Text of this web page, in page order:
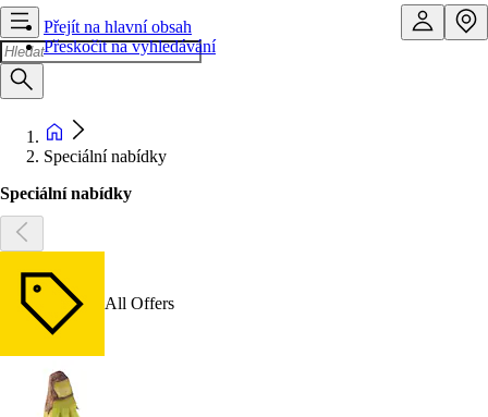
Přejít na hlavní obsah
Přeskočit na vyhledávání
Speciální nabídky
Speciální nabídky
All Offers